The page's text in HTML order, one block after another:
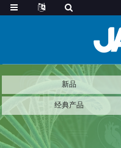
新品
经典产品